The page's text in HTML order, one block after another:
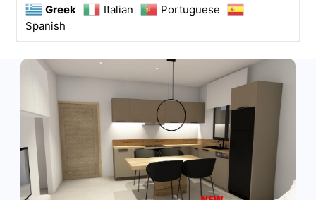
Greek
Italian
Portuguese
Spanish